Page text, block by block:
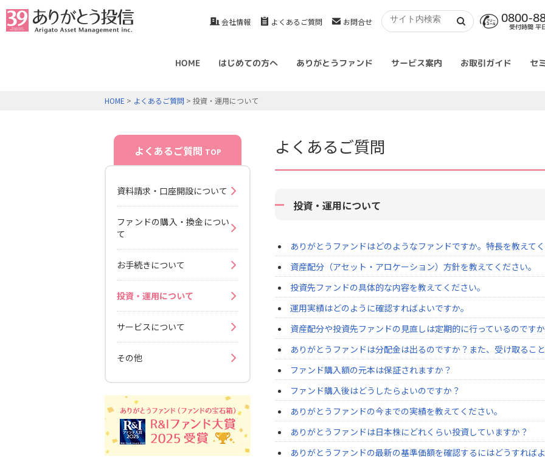
会社情報 よくあるご質問 お問合せ 0800-
受付時間 平
HOME はじめての方へ ありがとうファンド サービス案内 お取引ガイド セ
HOME > よくあるご質問 > 投資・運用について
よくあるご質問
投資・運用について
ありがとうファンドはどのようなファンドですか。特長を教えてく
資産配分（アセット・アロケーション）方針を教えてください。
投資先ファンドの具体的な内容を教えてください。
運用実績はどのように確認すればよいですか。
資産配分や投資先ファンドの見直しは定期的に行っているのですか
ありがとうファンドは分配金は出るのですか？また、受け取るこ
ファンド購入額の元本は保証されますか？
ファンド購入後はどうしたらよいのですか？
ありがとうファンドの今までの実績を教えてください。
ありがとうファンドは日本株にどれくらい投資していますか？
ありがとうファンドの最新の基準価額を確認するにはどうすればよ
よくあるご質問 TOP
資料請求・口座開設について
ファンドの購入・換金につい
て
お手続きについて
投資・運用について
サービスについて
その他